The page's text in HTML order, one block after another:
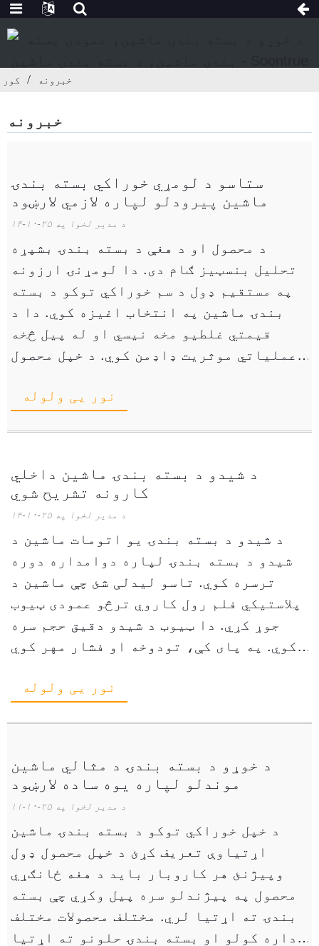
کور خبرونه
خبرونه
ستاسو د لومړي خوراکي بسته بندۍ
ماشین پیرودلو لپاره لازمي لارښود
د مدیر لخوا په ۲۵-۱۰-۱۴
د محصول او د هغې د بسته بندۍ بشپړه
تحلیل بنسټیز ګام دی. دا لومړنۍ ارزونه
په مستقیم ډول د سم خوراکي توکو د بسته
بندۍ ماشین په انتخاب اغیزه کوي. دا د
قیمتي غلطیو مخه نیسي او له پیل څخه
عملیاتي موثریت ډاډمن کوي. د خپل محصول
نور یی ولوله
د شیدو د بسته بندۍ ماشین داخلي
کارونه تشریح شوي
د مدیر لخوا په ۲۵-۱۰-۱۴
د شیدو د بسته بندۍ یو اتومات ماشین د
شیدو د بسته بندۍ لپاره دوامداره دوره
ترسره کوي. تاسو لیدلی شئ چې ماشین د
پلاستيکي فلم رول کاروي ترڅو عمودی ټیوب
جوړ کړي. دا ټیوب د شیدو دقیق حجم سره
ډکوي. په پای کې، تودوخه او فشار مهر کوي
اتومات پرو ...
نور یی ولوله
د خوړو د بسته بندۍ د مثالي ماشین
موندلو لپاره یوه ساده لارښود
د مدیر لخوا په ۲۵-۱۰-۱۱
د خپل خوراکي توکو د بسته بندۍ ماشین
اړتیاوې تعریف کړئ د خپل محصول ډول
وپیژنئ هر کاروبار باید د هغه ځانګړي
محصول په پیژندلو سره پیل وکړي چې بسته
بندۍ ته اړتیا لري. مختلف محصولات مختلف
اداره کولو او بسته بندۍ حلونو ته اړتیا